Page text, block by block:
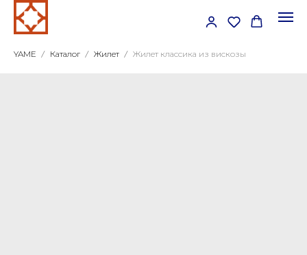
YAME Каталог Жилет Жилет классика из вискозы